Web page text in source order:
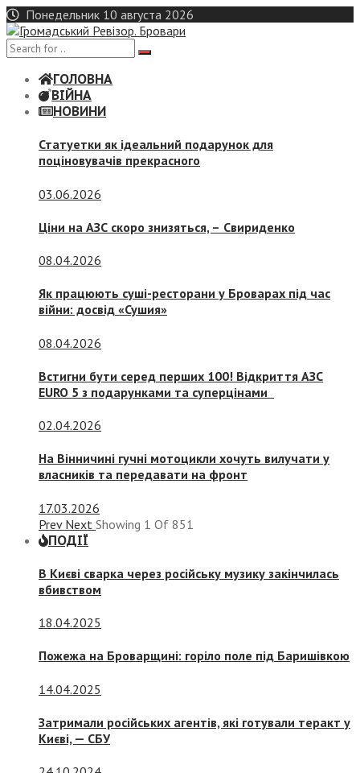
Skip
to
content
Понедельник 10 августа 2026
ГОЛОВНА
ВІЙНА
НОВИНИ
Статуетки як ідеальний подарунок для
поціновувачів прекрасного
03.06.2026
Ціни на АЗС скоро знизяться, – Свириденко
08.04.2026
Як працюють суші-ресторани у Броварах під час
війни: досвід «Сушия»
08.04.2026
Встигни бути серед перших 100! Відкриття АЗС
EURO 5 з подарунками та суперцінами
02.04.2026
На Вінничині гучні мотоцикли хочуть вилучати у
власників та передавати на фронт
17.03.2026
Prev Next Showing 1 Of 851
ПОДІЇ
В Києві сварка через російську музику закінчилась
вбивством
18.04.2025
Пожежа на Броварщині: горіло поле під Баришівкою
14.04.2025
Затримали російських агентів, які готували теракт у
Києві, — СБУ